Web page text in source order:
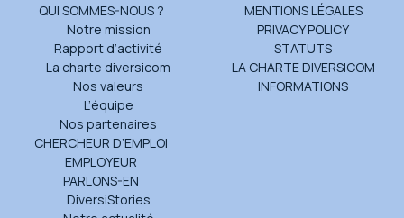
QUI SOMMES-NOUS ?
Notre mission
Rapport d’activité
La charte diversicom
Nos valeurs
L’équipe
Nos partenaires
CHERCHEUR D’EMPLOI
EMPLOYEUR
PARLONS-EN
DiversiStories
MENTIONS LÉGALES
PRIVACY POLICY
STATUTS
LA CHARTE DIVERSICOM
INFORMATIONS